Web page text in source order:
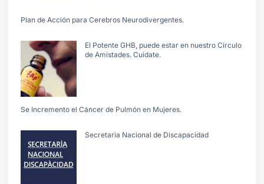
Plan de Acción para Cerebros Neurodivergentes.
El Potente GHB, puede estar en nuestro Círculo
de Amistades. Cuidate.
Se Incremento el Cáncer de Pulmón en Mujeres.
Secretarìa Nacional de Discapacidad